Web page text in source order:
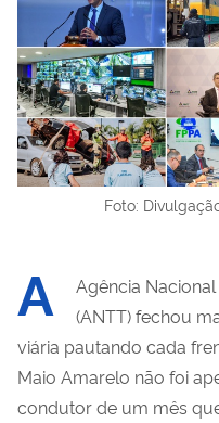
Foto:
A
Agência
(ANTT) fechou
viária pautando cada
Maio Amarelo não foi
condutor de um mês